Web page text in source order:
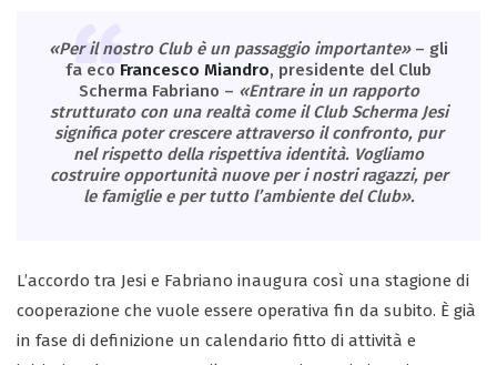
«Per il nostro Club è un passaggio importante»– gli
fa eco Francesco Miandro, presidente del Club
Scherma Fabriano – «Entrare in un rapporto
strutturato con una realtà come il Club Scherma Jesi
significa poter crescere attraverso il confronto, pur
nel rispetto della rispettiva identità. Vogliamo
costruire opportunità nuove per i nostri ragazzi, per
le famiglie e per tutto l’ambiente del Club».
L’accordo tra Jesi e Fabriano inaugura così una stagione di
cooperazione che vuole essere operativa fin da subito. È già
in fase di definizione un calendario fitto di attività e